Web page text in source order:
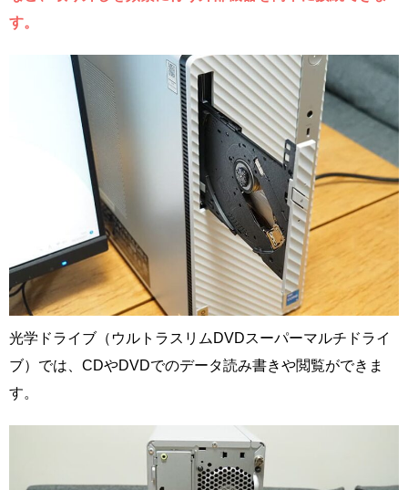
す。
光学ドライブ（ウルトラスリムDVDスーパーマルチドライ
ブ）では、CDやDVDでのデータ読み書きや閲覧ができま
す。